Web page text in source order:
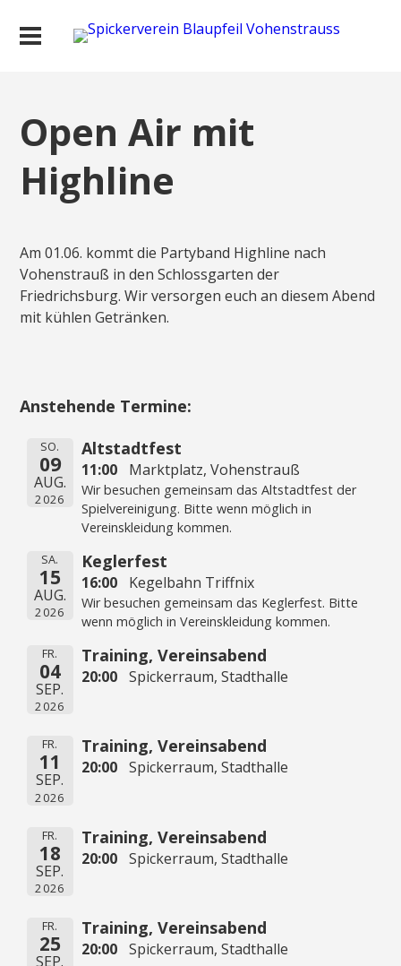
Open Air mit
Highline
Am 01.06. kommt die Partyband Highline nach
Vohenstrauß in den Schlossgarten der
Friedrichsburg. Wir versorgen euch an diesem Abend
mit kühlen Getränken.
Anstehende Termine:
SO.
09
AUG.
2026
Altstadtfest
11:00 Marktplatz, Vohenstrauß
Wir besuchen gemeinsam das Altstadtfest der
Spielvereinigung. Bitte wenn möglich in
Vereinskleidung kommen.
SA.
15
AUG.
2026
Keglerfest
16:00 Kegelbahn Triffnix
Wir besuchen gemeinsam das Keglerfest. Bitte
wenn möglich in Vereinskleidung kommen.
FR.
04
SEP.
2026
Training, Vereinsabend
20:00 Spickerraum, Stadthalle
FR.
11
SEP.
2026
Training, Vereinsabend
20:00 Spickerraum, Stadthalle
FR.
18
SEP.
2026
Training, Vereinsabend
20:00 Spickerraum, Stadthalle
FR.
25
SEP.
Training, Vereinsabend
20:00 Spickerraum, Stadthalle